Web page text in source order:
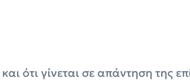
ότι γίνεται σε απάντηση της